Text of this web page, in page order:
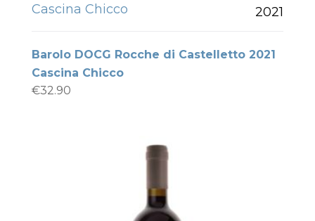
Cascina Chicco 2021
Barolo DOCG Rocche di Castelletto 2021
Cascina Chicco
€32.90